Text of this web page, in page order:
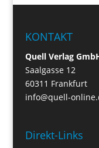
KONTAKT
Quell Verlag
Saalgasse 12
60311 Frankfurt
info@quell-
Direkt-Links